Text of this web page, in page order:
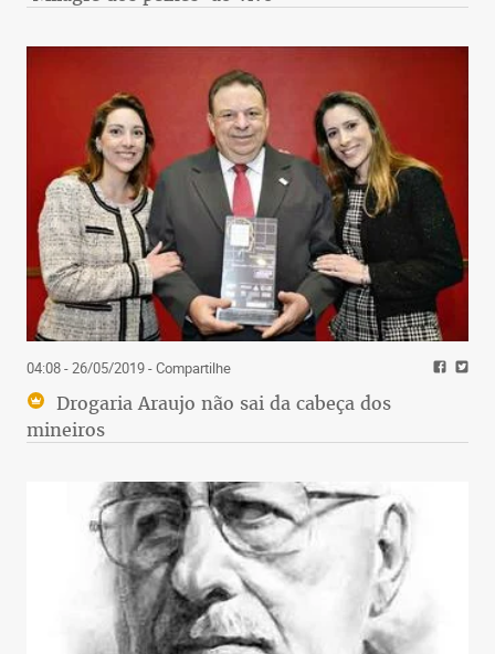
04:08 - 26/05/2019- Compartilhe
Drogaria Araujo não sai da cabeça dos
mineiros